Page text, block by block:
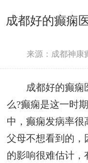
成都好的癫痫
来源：成都神康
成都好的癫痫
么?癫痫是这一时
中，癫痫发病率很
父母不想看到的，
的影响很难估计，